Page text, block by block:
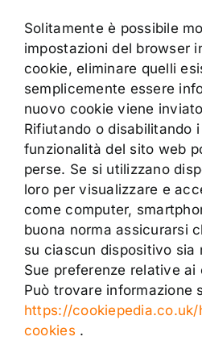
Solitamente è possibile
impostazioni del browser
cookie, eliminare quelli
semplicemente essere
nuovo cookie viene
Rifiutando o disabilitando
funzionalità del sito web
perse. Se si utilizzano
loro per visualizzare e
come computer,
buona norma assicurarsi
su ciascun dispositivo sia
Sue preferenze relative ai
Può trovare informazione
https://
cookies .